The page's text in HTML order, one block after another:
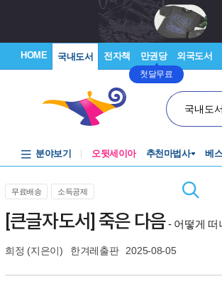
HOME 국내도서 전자책 만권당
첫달무료
외국도서
국내도
분야보기 오뒷세이아 추천마법사 베
무료배송 소득공제
[큰글자도서] 죽은 다음- 어떻게 떠
희정 (지은이) 한겨레출판 2025-08-05